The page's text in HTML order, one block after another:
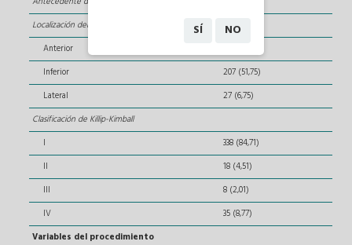
Localización del infarto
Anterior
Inferior
207 (51,75)
Lateral
27 (6,75)
Clasificación de Killip-Kimball
I
338 (84,71)
II
18 (4,51)
III
8 (2,01)
IV
35 (8,77)
Variables del procedimiento
SÍ NO